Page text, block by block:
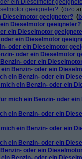
ein Dieselmotor
geeigneter? (dizo
Dieselmotor geeigneter? (
Dieselmotor geeigneter?
ein Dieselmotor
ein Dieselmotor
oder ein Dieselmotor
oder ein Dieselmotor
oder ein
Benzin- oder ein
ein Benzin- oder ein
mich ein Benzin- oder ein
mich ein Benzin- oder
ein Benzin- oder ein
mich ein Benzin- oder ein
ein Benzin- oder ein
oder ein